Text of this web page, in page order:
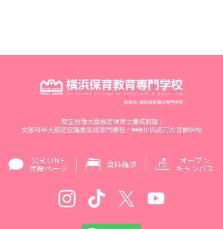
厚生労働大臣指定保育士養成施設 /
文部科学大臣認定職業実践専門課程 / 神奈川県認可の専修学校
公式LINE
特設ページ 資料請求 オープン
キャンパス